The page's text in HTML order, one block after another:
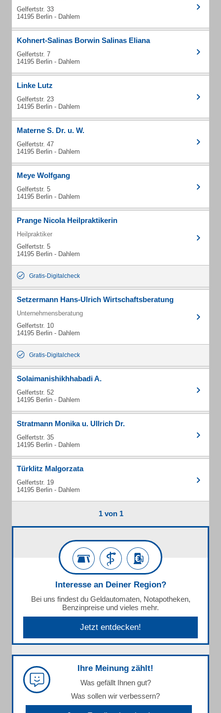
Gelfertstr. 33
14195 Berlin - Dahlem
Kohnert-Salinas Borwin Salinas Eliana
Gelfertstr. 7
14195 Berlin - Dahlem
Linke Lutz
Gelfertstr. 23
14195 Berlin - Dahlem
Materne S. Dr. u. W.
Gelfertstr. 47
14195 Berlin - Dahlem
Meye Wolfgang
Gelfertstr. 5
14195 Berlin - Dahlem
Prange Nicola Heilpraktikerin
Heilpraktiker
Gelfertstr. 5
14195 Berlin - Dahlem
Gratis-Digitalcheck
Setzermann Hans-Ulrich Wirtschaftsberatung
Unternehmensberatung
Gelfertstr. 10
14195 Berlin - Dahlem
Gratis-Digitalcheck
Solaimanishikhhabadi A.
Gelfertstr. 52
14195 Berlin - Dahlem
Stratmann Monika u. Ullrich Dr.
Gelfertstr. 35
14195 Berlin - Dahlem
Türklitz Malgorzata
Gelfertstr. 19
14195 Berlin - Dahlem
1 von 1
Interesse an Deiner Region?
Bei uns findest du Geldautomaten, Notapotheken,
Benzinpreise und vieles mehr.
Jetzt entdecken!
Ihre Meinung zählt!
Was gefällt Ihnen gut?
Was sollen wir verbessern?